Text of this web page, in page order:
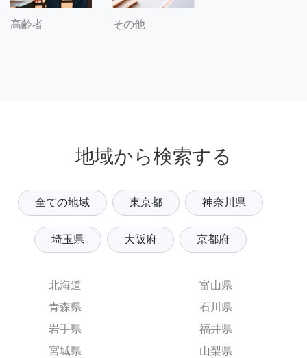
高齢者 その他
地域から検索する
全ての地域 東京都 神奈川県
埼玉県 大阪府 京都府
北海道
青森県
岩手県
宮城県
富山県
石川県
福井県
山梨県